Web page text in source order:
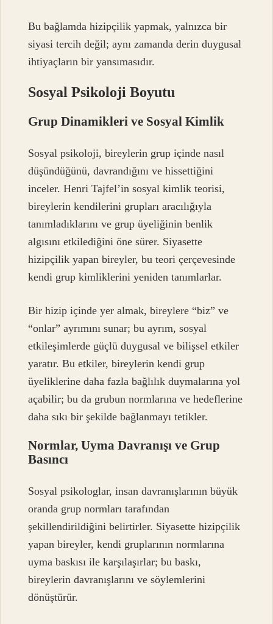
Bu bağlamda hizipçilik yapmak, yalnızca bir
siyasi tercih değil; aynı zamanda derin duygusal
ihtiyaçların bir yansımasıdır.
Sosyal Psikoloji Boyutu
Grup Dinamikleri ve Sosyal Kimlik
Sosyal psikoloji, bireylerin grup içinde nasıl
düşündüğünü, davrandığını ve hissettiğini
inceler. Henri Tajfel’in sosyal kimlik teorisi,
bireylerin kendilerini grupları aracılığıyla
tanımladıklarını ve grup üyeliğinin benlik
algısını etkilediğini öne sürer. Siyasette
hizipçilik yapan bireyler, bu teori çerçevesinde
kendi grup kimliklerini yeniden tanımlarlar.
Bir hizip içinde yer almak, bireylere “biz” ve
“onlar” ayrımını sunar; bu ayrım, sosyal
etkileşimlerde güçlü duygusal ve bilişsel etkiler
yaratır. Bu etkiler, bireylerin kendi grup
üyeliklerine daha fazla bağlılık duymalarına yol
açabilir; bu da grubun normlarına ve hedeflerine
daha sıkı bir şekilde bağlanmayı tetikler.
Normlar, Uyma Davranışı ve Grup
Basıncı
Sosyal psikologlar, insan davranışlarının büyük
oranda grup normları tarafından
şekillendirildiğini belirtirler. Siyasette hizipçilik
yapan bireyler, kendi gruplarının normlarına
uyma baskısı ile karşılaşırlar; bu baskı,
bireylerin davranışlarını ve söylemlerini
dönüştürür.